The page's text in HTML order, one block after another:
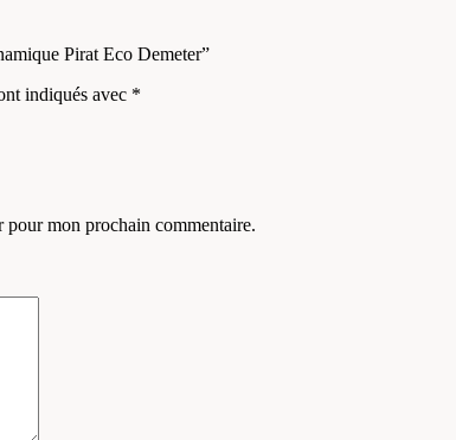
Pirat Eco Demeter”
indiqués avec *
mon prochain commentaire.